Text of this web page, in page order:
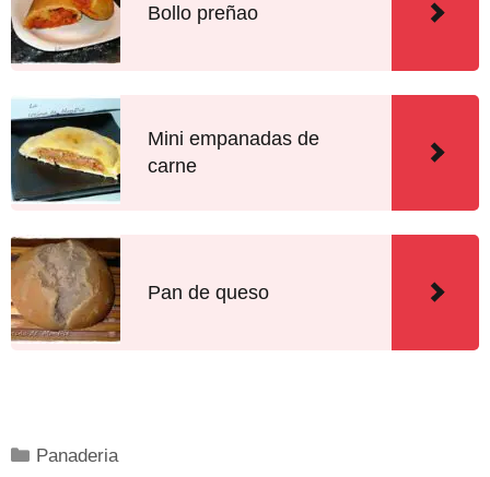
Bollo preñao
Mini empanadas de
carne
Pan de queso
Panaderia